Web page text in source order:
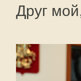
Друг